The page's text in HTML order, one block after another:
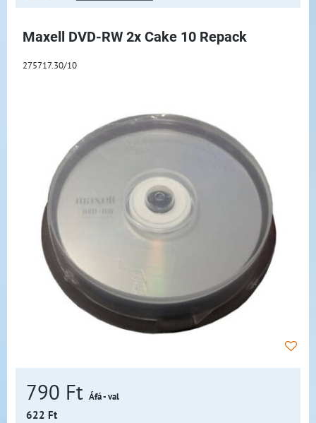
Maxell DVD-RW 2x Cake 10 Repack
275717.30/10
790 Ft Áfá - val
622 Ft